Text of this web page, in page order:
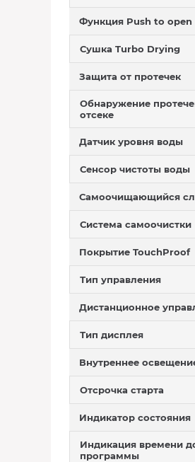
Функция Push to open
Сушка Turbo Drying
Защита от протечек
Обнаружение
отсеке
Датчик уровня воды
Сенсор чистоты воды
Самоочищающийся
Система самоочистки
Покрытие TouchProof
Тип управления
Дистанционное
Тип дисплея
Внутреннее
Отсрочка старта
Индикатор состояния
Индикация времени
программы